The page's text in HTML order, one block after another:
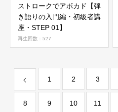
ストロークでアボカド【弾
き語りの入門編・初級者講
座・STEP 01】
再生回数：527
1 2 3
8 9 10 11